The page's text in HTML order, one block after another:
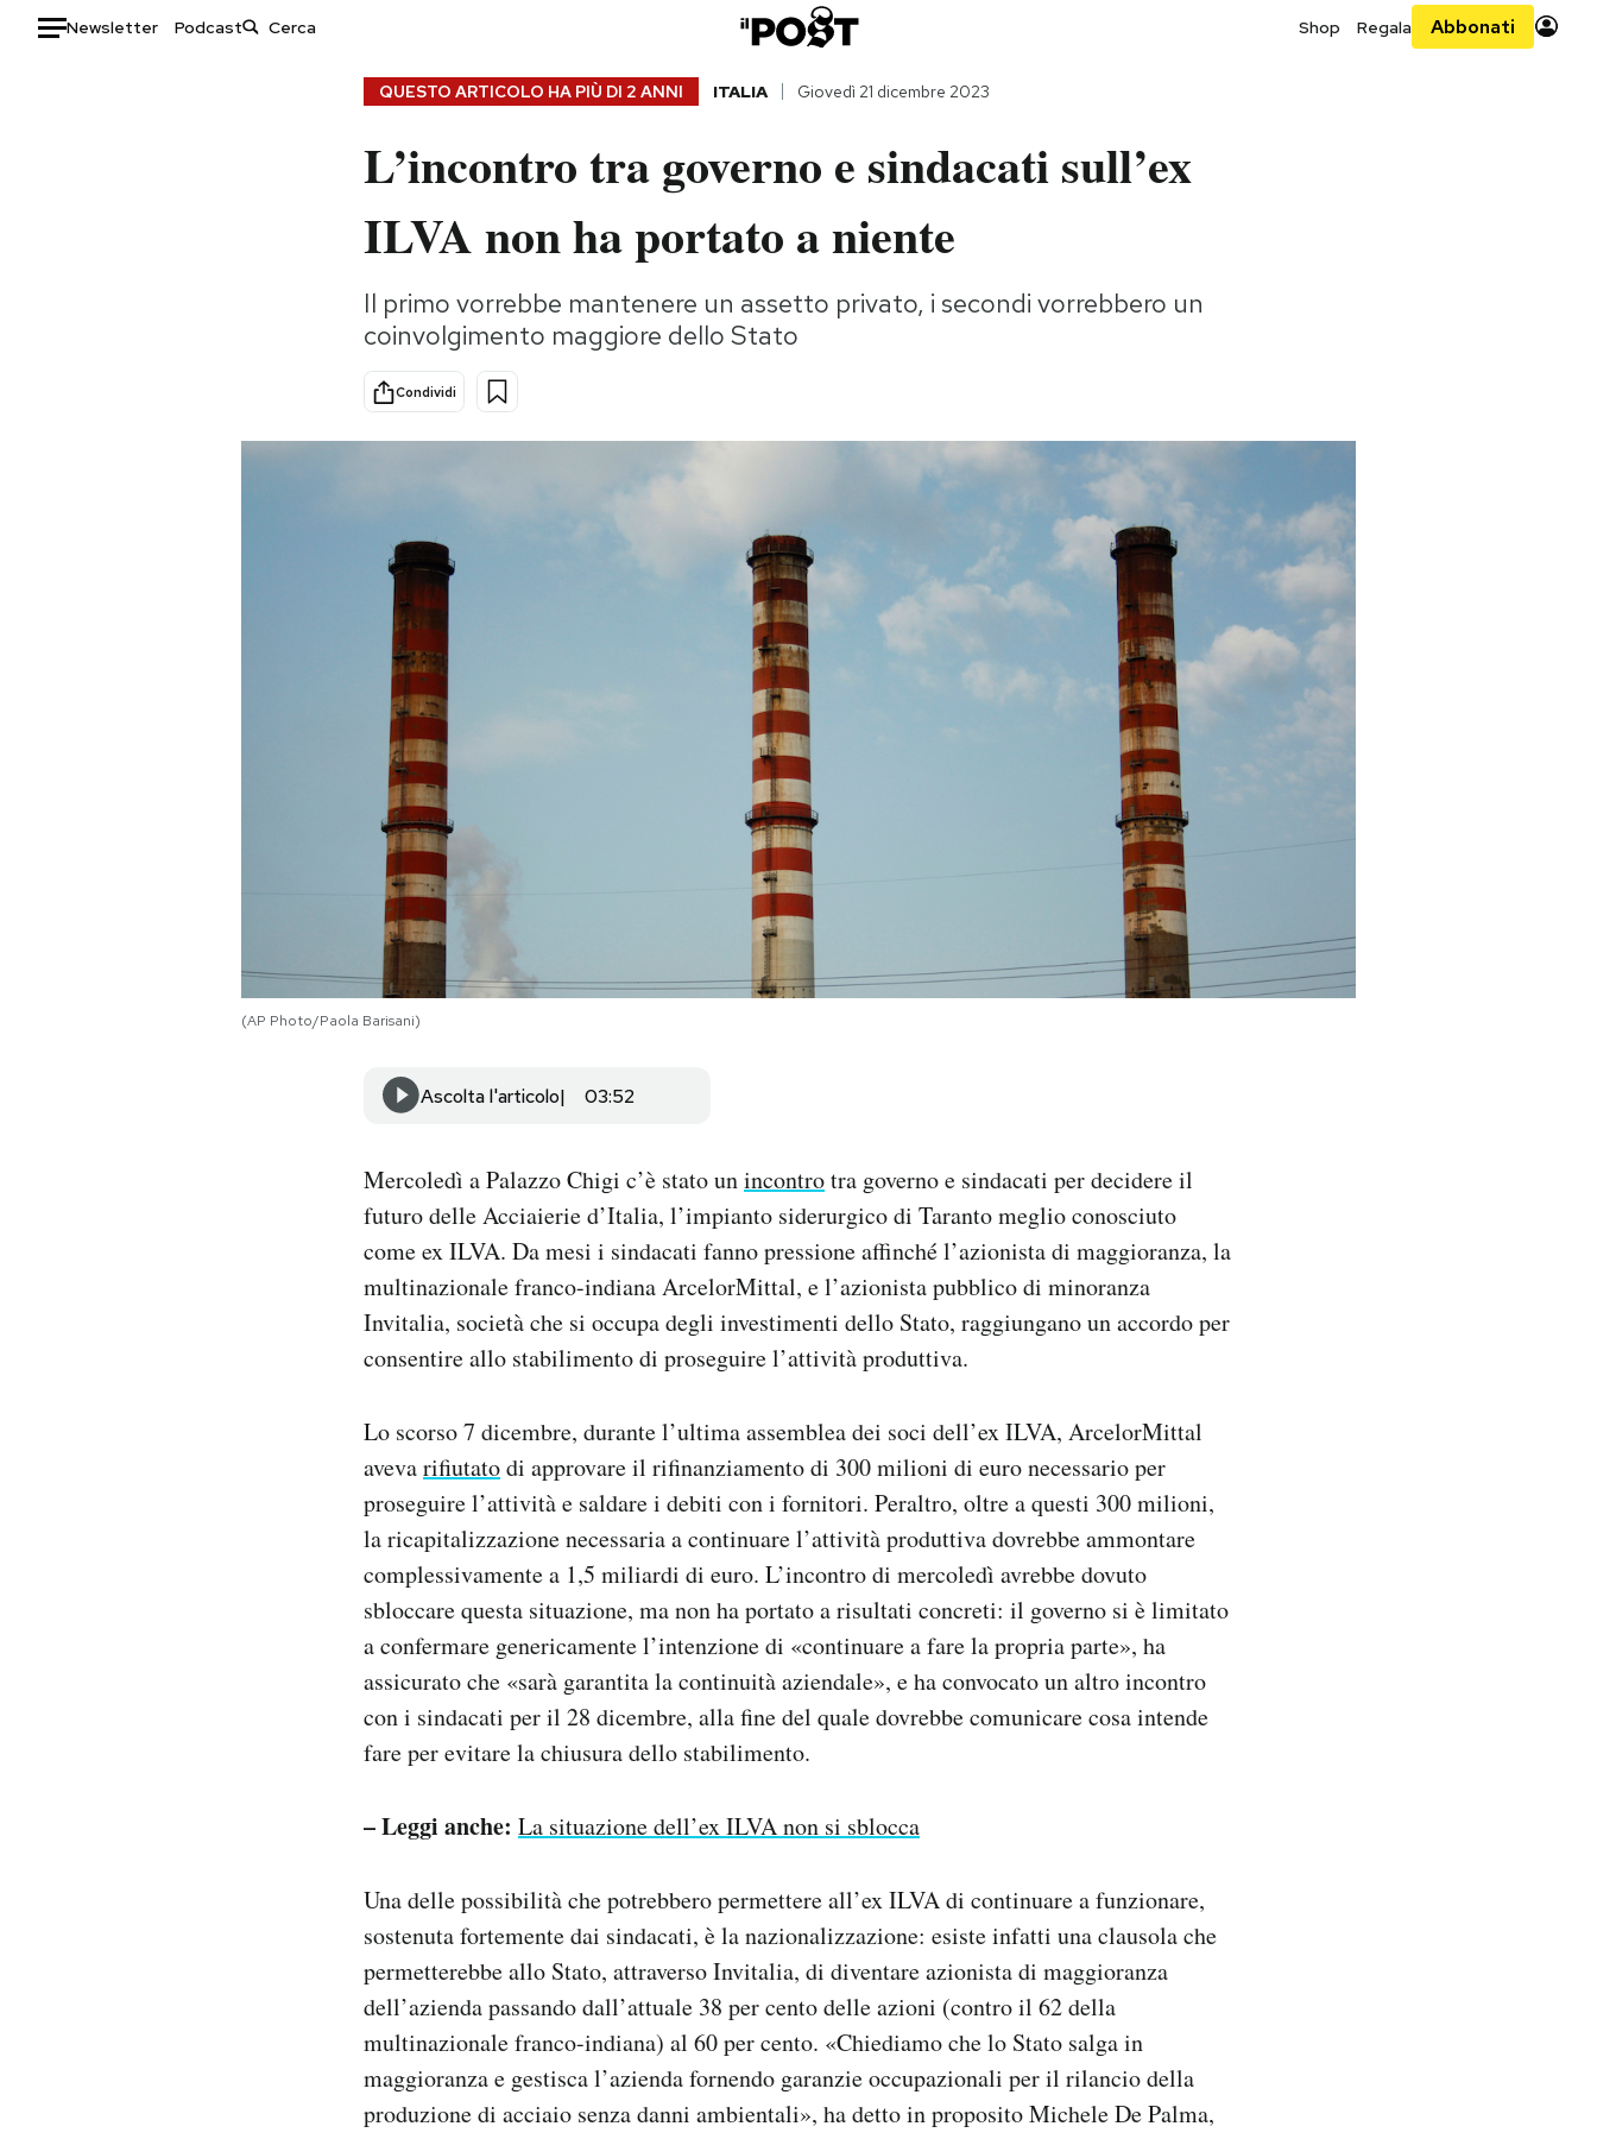
Newsletter Podcast Shop Regala Abbonati
Ok Boomer!
Altrecose
AREA PERSONALE
QUESTO ARTICOLO HA PIÙ DI 2 ANNI ITALIA Giovedì 21 dicembre 2023
L’incontro tra governo e sindacati sull’ex
ILVA non ha portato a niente
Il primo vorrebbe mantenere un assetto privato, i secondi vorrebbero un
coinvolgimento maggiore dello Stato
Condividi
(AP Photo/Paola Barisani)
Ascolta l'articolo 03:52
Mercoledì a Palazzo Chigi c’è stato unincontrotra governo e sindacati per decidere il
futuro delle Acciaierie d’Italia, l’impianto siderurgico di Taranto meglio conosciuto
come ex ILVA. Da mesi i sindacati fanno pressione affinché l’azionista di maggioranza, la
multinazionale franco-indiana ArcelorMittal, e l’azionista pubblico di minoranza
Invitalia, società che si occupa degli investimenti dello Stato, raggiungano un accordo per
consentire allo stabilimento di proseguire l’attività produttiva.
Lo scorso 7 dicembre, durante l’ultima assemblea dei soci dell’ex ILVA, ArcelorMittal
avevarifiutatodi approvare il rifinanziamento di 300 milioni di euro necessario per
proseguire l’attività e saldare i debiti con i fornitori. Peraltro, oltre a questi 300 milioni,
la ricapitalizzazione necessaria a continuare l’attività produttiva dovrebbe ammontare
complessivamente a 1,5 miliardi di euro. L’incontro di mercoledì avrebbe dovuto
sbloccare questa situazione, ma non ha portato a risultati concreti: il governo si è limitato
a confermare genericamente l’intenzione di «continuare a fare la propria parte», ha
assicurato che «sarà garantita la continuità aziendale», e ha convocato un altro incontro
con i sindacati per il 28 dicembre, alla fine del quale dovrebbe comunicare cosa intende
fare per evitare la chiusura dello stabilimento.
– Leggi anche: La situazione dell’ex ILVA non si sblocca
Una delle possibilità che potrebbero permettere all’ex ILVA di continuare a funzionare,
sostenuta fortemente dai sindacati, è la nazionalizzazione: esiste infatti una clausola che
permetterebbe allo Stato, attraverso Invitalia, di diventare azionista di maggioranza
dell’azienda passando dall’attuale 38 per cento delle azioni (contro il 62 della
multinazionale franco-indiana) al 60 per cento. «Chiediamo che lo Stato salga in
maggioranza e gestisca l’azienda fornendo garanzie occupazionali per il rilancio della
produzione di acciaio senza danni ambientali», ha detto in proposito Michele De Palma,